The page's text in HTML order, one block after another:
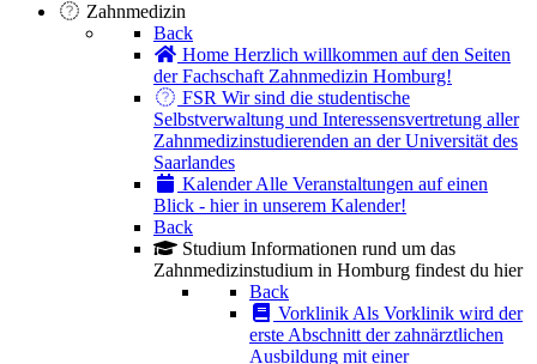
Zahnmedizin
Back
Home Herzlich willkommen auf den Seiten
der Fachschaft Zahnmedizin Homburg!
FSR Wir sind die studentische
Selbstverwaltung und Interessensvertretung aller
Zahnmedizinstudierenden an der Universität des
Saarlandes
KalenderAlle Veranstaltungen auf einen
Blick - hier in unserem Kalender!
Back
Studium Informationen rund um das
Zahnmedizinstudium in Homburg findest du hier
Back
VorklinikAls Vorklinik wird der
erste Abschnitt der zahnärztlichen
Ausbildung mit einer